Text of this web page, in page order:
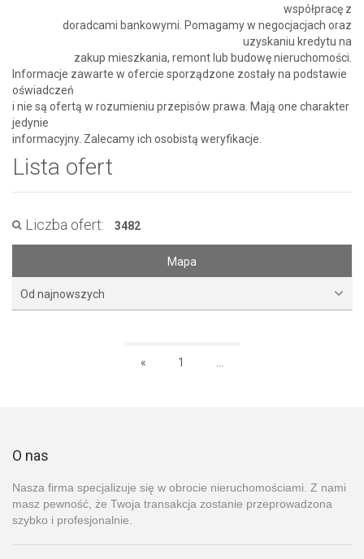
współpracę z
doradcami bankowymi. Pomagamy w negocjacjach oraz
uzyskaniu kredytu na
zakup mieszkania, remont lub budowę nieruchomości.
Informacje zawarte w ofercie sporządzone zostały na podstawie
oświadczeń
i nie są ofertą w rozumieniu przepisów prawa. Mają one charakter
jedynie
informacyjny. Zalecamy ich osobistą weryfikacje.
Lista ofert
Liczba ofert: 3482
Mapa
Od najnowszych
« 1
O nas
Nasza firma specjalizuje się w obrocie nieruchomościami. Z nami
masz pewność, że Twoja transakcja zostanie przeprowadzona
szybko i profesjonalnie.